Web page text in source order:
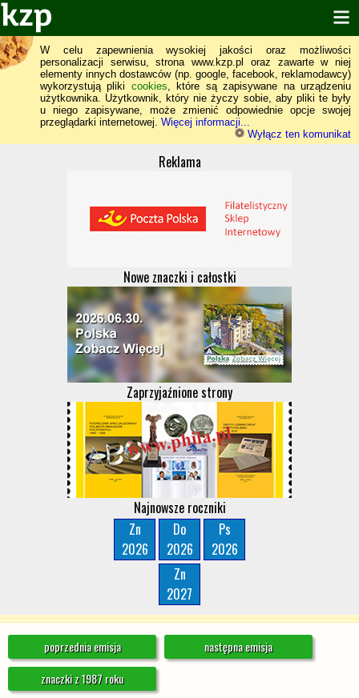
W celu zapewnienia wysokiej jakości oraz możliwości
personalizacji serwisu, strona www.kzp.pl oraz zawarte w niej
elementy innych dostawców (np. google, facebook, reklamodawcy)
wykorzystują pliki cookies, które są zapisywane na urządzeniu
użytkownika. Użytkownik, który nie życzy sobie, aby pliki te były
u niego zapisywane, może zmienić odpowiednie opcje swojej
przeglądarki internetowej. Więcej informacji...
Wyłącz ten komunikat
Reklama
Nowe znaczki i całostki
Zaprzyjaźnione strony
Najnowsze roczniki
Zn
2026
Do
2026
Ps
2026
Zn
2027
poprzednia emisja
następna emisja
znaczki z 1987 roku